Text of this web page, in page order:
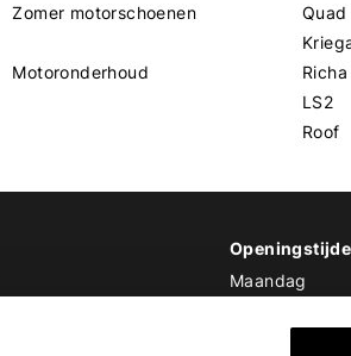
Zomer motorschoenen
Motoronderhoud
Quad
Richa
LS2
Roof
Maandag
Woensdag